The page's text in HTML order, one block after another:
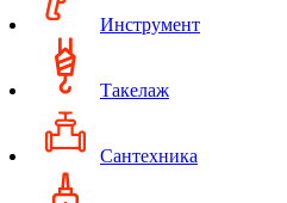
Инструмент
Такелаж
Сантехника